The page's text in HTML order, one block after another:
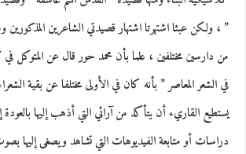
” ، ولكن عبثا اشتهرتا اشتهار قصيدتي الشاعرين
من دارسين مختلفين ، علما بأن محمد حور قال عن المتوكل
في الشعر المعاصر ” بأنه كان في الأولى مختلفا عن بقية الشعراء
يستطيع القاريء أن يتأكد من آرائي التي أذهب إليها
دراسات أو متابعة الفيديوهات التي تشاهد ويصغى إليها